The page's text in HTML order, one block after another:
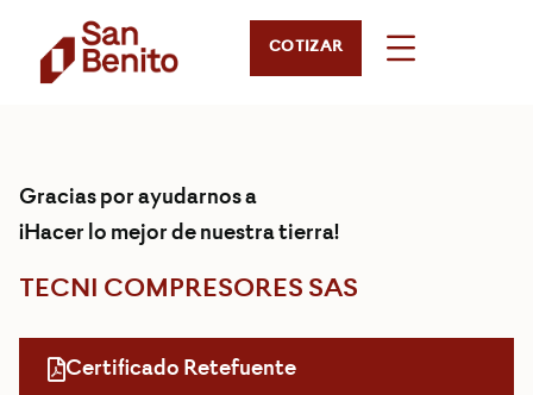
COTIZAR
Gracias por ayudarnos a
¡Hacer lo mejor de nuestra tierra!
TECNI COMPRESORES SAS
Certificado Retefuente